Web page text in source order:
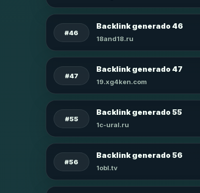
#46
Backlink generado 46
18and18.ru
#47
Backlink generado 47
19.xg4ken.com
#55
Backlink generado 55
1c-ural.ru
#56
Backlink generado 56
1obl.tv